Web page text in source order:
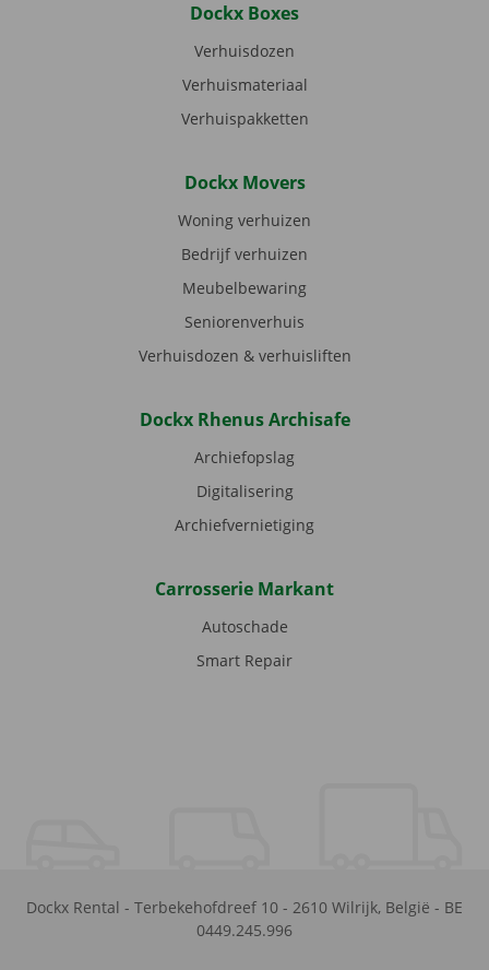
Dockx Boxes
Verhuisdozen
Verhuismateriaal
Verhuispakketten
Dockx Movers
Woning verhuizen
Bedrijf verhuizen
Meubelbewaring
Seniorenverhuis
Verhuisdozen & verhuisliften
Dockx Rhenus Archisafe
Archiefopslag
Digitalisering
Archiefvernietiging
Carrosserie Markant
Autoschade
Smart Repair
Dockx Rental - Terbekehofdreef 10 - 2610 Wilrijk, België - BE
0449.245.996